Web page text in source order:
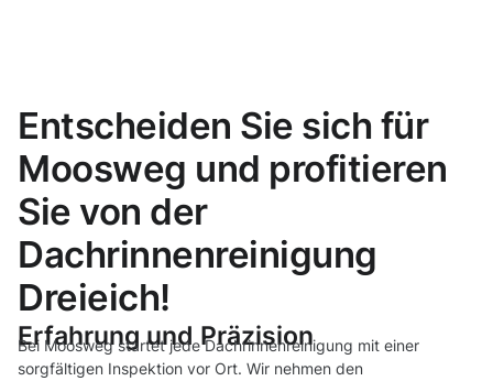
Entscheiden Sie sich für
Moosweg und profitieren
Sie von der
Dachrinnenreinigung
Dreieich!
Erfahrung und Präzision
Bei Moosweg startet jede Dachrinnenreinigung mit einer
sorgfältigen Inspektion vor Ort. Wir nehmen den